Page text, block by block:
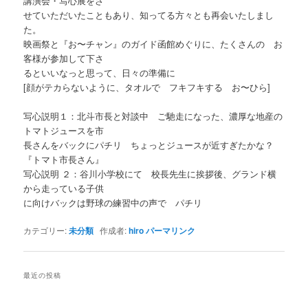
せていただいたこともあり、知ってる方々とも再会いたしまし
た。
映画祭と『お〜チャン』のガイド函館めぐりに、たくさんの お
客様が参加して下さ
るといいなっと思って、日々の準備に
[顔がテカらないように、タオルで フキフキする お〜ひら]
写心説明１：北斗市長と対談中 ご馳走になった、濃厚な地産の
トマトジュースを市
長さんをバックにパチリ ちょっとジュースが近すぎたかな？
『トマト市長さん』
写心説明 ２：谷川小学校にて 校長先生に挨拶後、グランド横
から走っている子供
に向けバックは野球の練習中の声で パチリ
カテゴリー:未分類 作成者:hiroパーマリンク
最近の投稿